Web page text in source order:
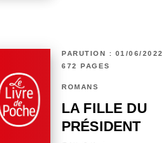
PARUTION : 01/06/2022
672 PAGES
ROMANS
LA FILLE DU
PRÉSIDENT